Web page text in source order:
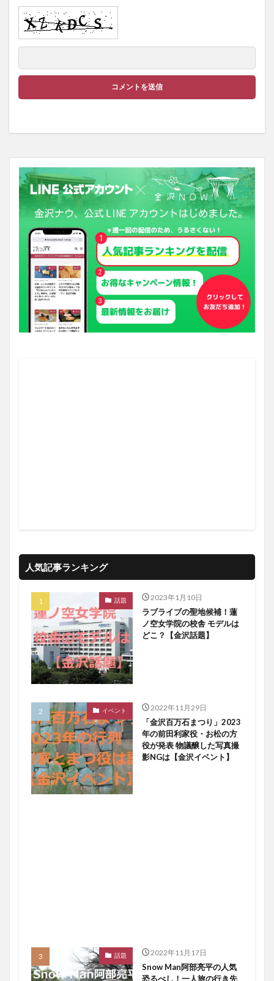
人気記事ランキング
話題 2023年1月10日
ラブライブの聖地候補！蓮
ノ空女学院の校舎 モデルは
どこ？【金沢話題】
イベント 2022年11月29日
「金沢百万石まつり」2023
年の前田利家役・お松の方
役が発表 物議醸した写真撮
影NGは【金沢イベント】
話題 2022年11月17日
Snow Man阿部亮平の人気
恐るべし！一人旅の行き先